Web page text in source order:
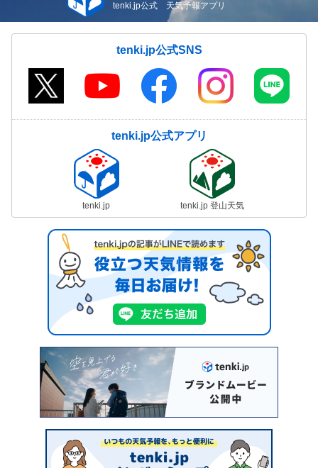
tenki.jp公式 天気予報アプリ
tenki.jp公式SNS
tenki.jp公式アプリ
tenki.jp tenki.jp 登山天気